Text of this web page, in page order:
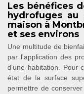
Les bénéfices
hydrofuges
maison à
et ses environs
Une multitude de
par l'application des
d'une habitation. Pour
état de la surface
permettre de